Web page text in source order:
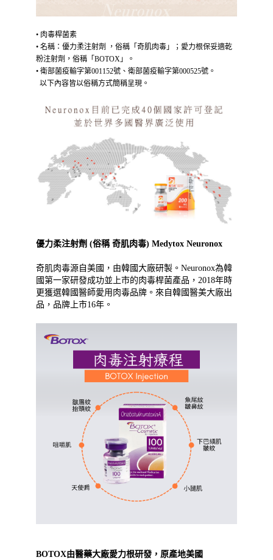
• 肉毒桿菌素
• 名稱：優力柔注射劑 ，俗稱「奇肌肉毒」；愛力根保妥適乾
粉注射劑，俗稱「BOTOX」。
• 衛部菌疫輸字第001152號、衛部菌疫輸字第000525號。
以下內容皆以俗稱方式簡稱呈現。
優力柔注射劑 (俗稱 奇肌肉毒) Medytox Neuronox
奇肌肉毒源自美國，由韓國大廠研製。Neuronox為韓
國第一家研發成功並上市的肉毒桿菌產品，2018年時
更獲選韓國醫師愛用肉毒品牌。來自韓國醫美大廠出
品，品牌上市16年。
BOTOX由醫藥大廠愛力根研發，原產地美國